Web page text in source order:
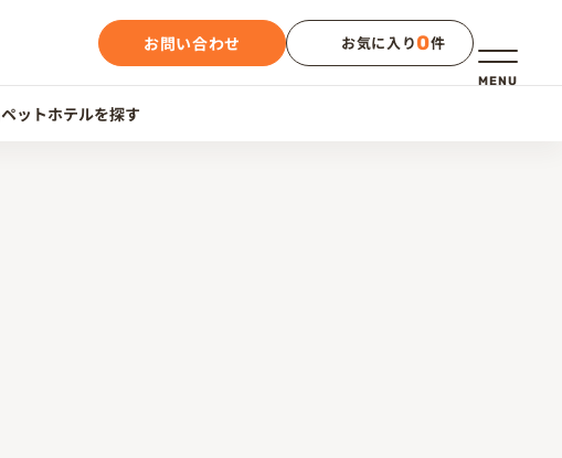
メニュー
MENU
お問い合わせ お気に入り0件
ペットホテルを探す